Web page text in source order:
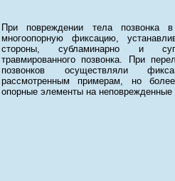
При повреждении тела позвонка
многоопорную фиксацию,
стороны, субламинарно и
травмированного позвонка. При
позвонков осуществляли
рассмотренным примерам, но
опорные элементы на неповрежденные